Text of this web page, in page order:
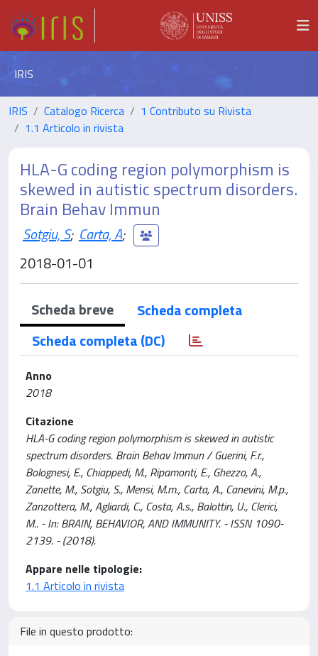
IRIS
IRIS Catalogo Ricerca
1 Contributo su Rivista
1.1 Articolo in rivista
HLA-G coding region polymorphism is
skewed in autistic spectrum disorders.
Brain Behav Immun
Sotgiu, S; Carta, A;
2018-01-01
Scheda breve
Scheda completa
Scheda completa (DC)
Anno
2018
Citazione
HLA-G coding region polymorphism is skewed in autistic
spectrum disorders. Brain Behav Immun / Guerini, F.r.,
Bolognesi, E., Chiappedi, M., Ripamonti, E., Ghezzo, A.,
Zanette, M., Sotgiu, S., Mensi, M.m., Carta, A., Canevini, M.p.,
Zanzottera, M., Agliardi, C., Costa, A.s., Balottin, U., Clerici,
M.. - In: BRAIN, BEHAVIOR, AND IMMUNITY. - ISSN 1090-
2139. - (2018).
Appare nelle tipologie:
1.1 Articolo in rivista
File in questo prodotto: